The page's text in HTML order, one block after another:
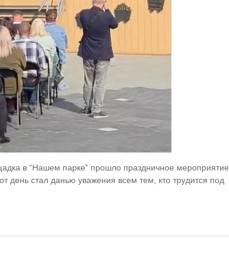
в “Нашем парке” прошло праздничное мероприятие,
стал данью уважения всем тем, кто трудится под